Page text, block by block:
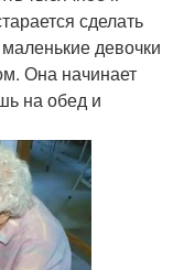
сделать
девочки
Она начинает
на обед и